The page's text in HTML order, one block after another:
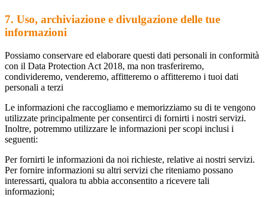
7. Uso, archiviazione e divulgazione delle tue
informazioni
Possiamo conservare ed elaborare questi dati personali in conformità
con il Data Protection Act 2018, ma non trasferiremo,
condivideremo, venderemo, affitteremo o affitteremo i tuoi dati
personali a terzi
Le informazioni che raccogliamo e memorizziamo su di te vengono
utilizzate principalmente per consentirci di fornirti i nostri servizi.
Inoltre, potremmo utilizzare le informazioni per scopi inclusi i
seguenti:
Per fornirti le informazioni da noi richieste, relative ai nostri servizi.
Per fornire informazioni su altri servizi che riteniamo possano
interessarti, qualora tu abbia acconsentito a ricevere tali
informazioni;